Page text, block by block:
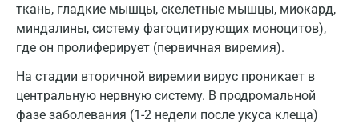
ткань, гладкие мышцы, скелетные мышцы, миокард,
миндалины, систему фагоцитирующих моноцитов),
где он пролиферирует (первичная виремия).
На стадии вторичной виремии вирус проникает в
центральную нервную систему. В продромальной
фазе заболевания (1-2 недели после укуса клеща)